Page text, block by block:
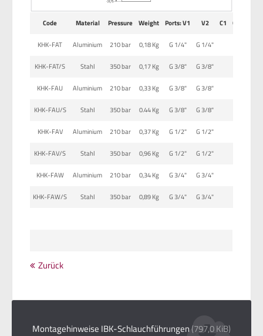
Code Material Pressure Weight Ports: V1 V2 C1 C2
KHK-FAT Aluminium 210 bar 0,18 Kg G 1/4" G 1/4"
KHK-FAT/S Stahl 350 bar 0,17 Kg G 3/8" G 3/8"
KHK-FAU Aluminium 210 bar 0,33 Kg G 3/8" G 3/8"
KHK-FAU/S Stahl 350 bar 0.44 Kg G 3/8" G 3/8"
KHK-FAV Aluminium 210 bar 0,37 Kg G 1/2" G 1/2"
KHK-FAV/S Stahl 350 bar 0,96 Kg G 1/2" G 1/2"
KHK-FAW Aluminium 210 bar 0,34 Kg G 3/4" G 3/4"
KHK-FAW/S Stahl 350 bar 0,89 Kg G 3/4" G 3/4"
Zurück
Montagehinweise IBK-Schlauchführungen(797,0 KiB)